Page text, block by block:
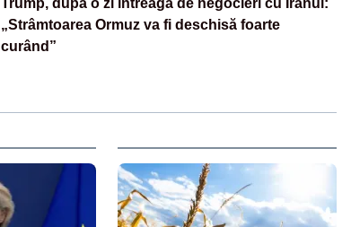
Trump, după o zi întreagă de negocieri cu Iranul:
„Strâmtoarea Ormuz va fi deschisă foarte
curând”